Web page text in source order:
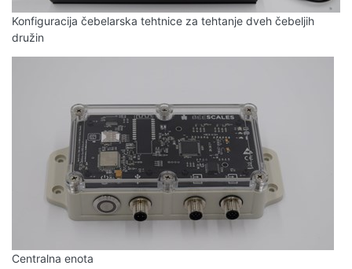
Konfiguracija čebelarska tehtnice za tehtanje dveh čebeljih
družin
Centralna enota